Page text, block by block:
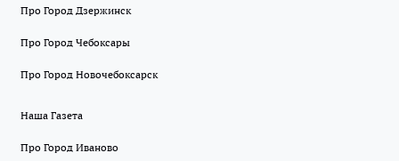
Про Город Дзержинск
Про Город Чебоксары
Про Город Новочебоксарск
Наша Газета
Про Город Иваново